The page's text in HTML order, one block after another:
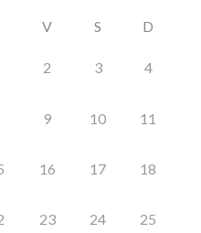
V S D
2 3 4
9 10 11
16 17 18
23 24 25